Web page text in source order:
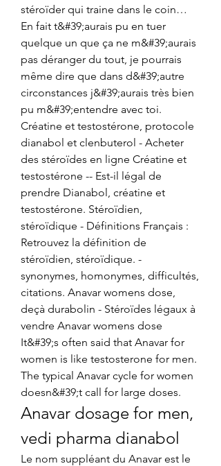
stéroïder qui traine dans le coin…
En fait t&#39;aurais pu en tuer
quelque un que ça ne m&#39;aurais
pas déranger du tout, je pourrais
même dire que dans d&#39;autre
circonstances j&#39;aurais très bien
pu m&#39;entendre avec toi.
Créatine et testostérone, protocole
dianabol et clenbuterol - Acheter
des stéroïdes en ligne Créatine et
testostérone -- Est-il légal de
prendre Dianabol, créatine et
testostérone. Stéroïdien,
stéroïdique - Définitions Français :
Retrouvez la définition de
stéroïdien, stéroïdique. -
synonymes, homonymes, difficultés,
citations. Anavar womens dose,
deçà durabolin - Stéroïdes légaux à
vendre Anavar womens dose
It&#39;s often said that Anavar for
women is like testosterone for men.
The typical Anavar cycle for women
doesn&#39;t call for large doses.
Anavar dosage for men,
vedi pharma dianabol
Le nom suppléant du Anavar est le